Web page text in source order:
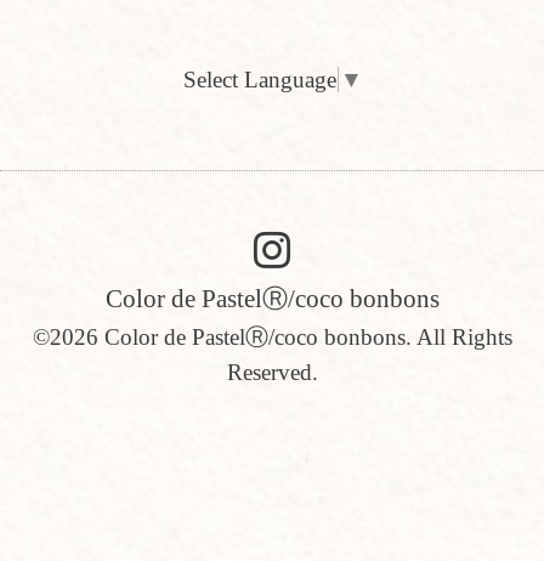
Select Language ▼
Color de PastelⓇ/coco bonbons
©2026 Color de PastelⓇ/coco bonbons. All Rights
Reserved.